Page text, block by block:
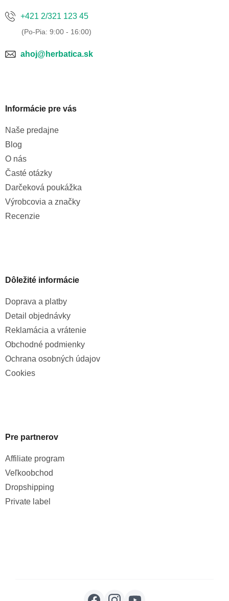
+421 2/321 123 45
ahoj@herbatica.sk
Informácie pre vás
Naše predajne
Blog
O nás
Časté otázky
Darčeková poukážka
Výrobcovia a značky
Recenzie
Dôležité informácie
Doprava a platby
Detail objednávky
Reklamácia a vrátenie
Obchodné podmienky
Ochrana osobných údajov
Cookies
Pre partnerov
Affiliate program
Veľkoobchod
Dropshipping
Private label